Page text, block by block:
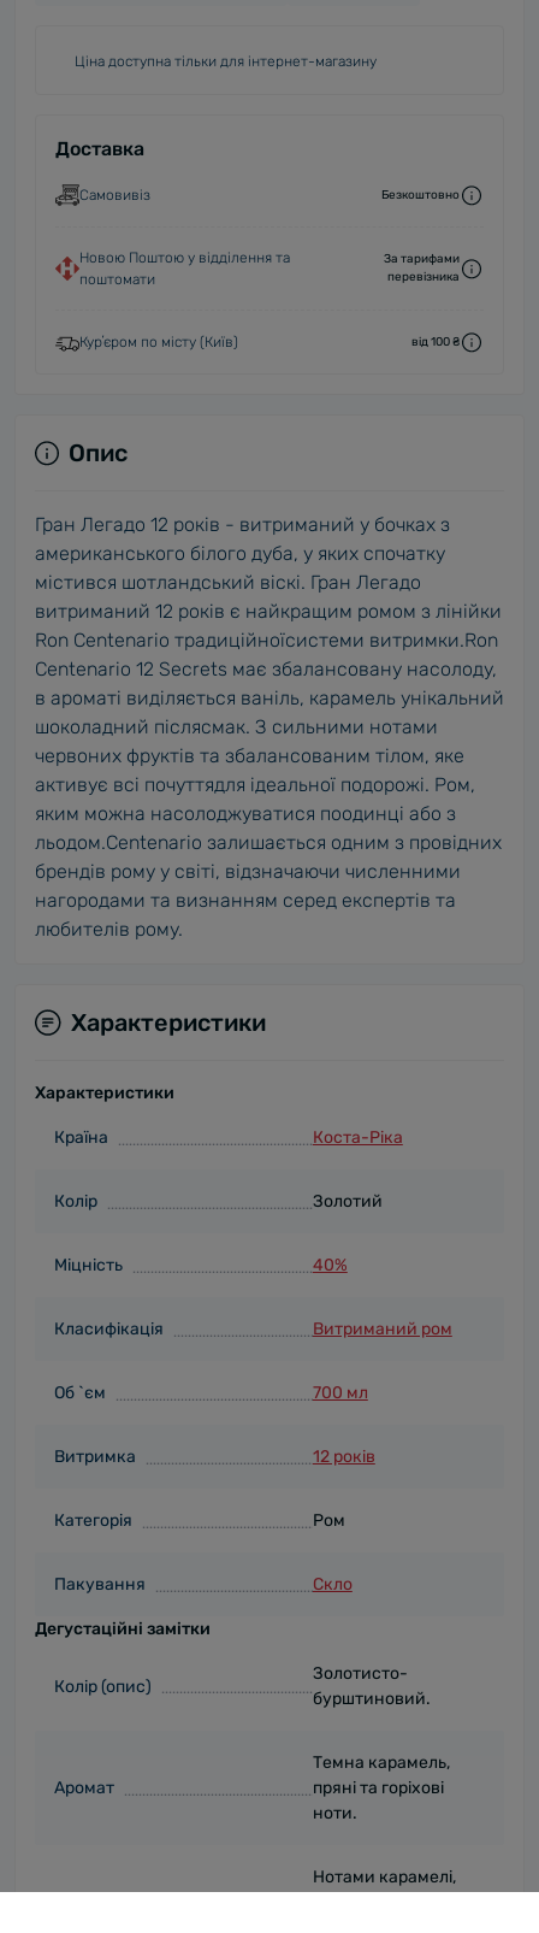
Ціна доступна тільки для інтернет-магазину
Доставка
Самовивіз Безкоштовно
Новою Поштою у відділення та
поштомати
За тарифами
перевізника
Курʼєром по місту (Київ) від 100 ₴
Опис
Гран Легадо 12 років - витриманий у бочках з
американського білого дуба, у яких спочатку
містився шотландський віскі. Гран Легадо
витриманий 12 років є найкращим ромом з лінійки
Ron Centenario традиційноїсистеми витримки.Ron
Centenario 12 Secrets має збалансовану насолоду,
в ароматі виділяється ваніль, карамель унікальний
шоколадний післясмак. З сильними нотами
червоних фруктів та збалансованим тілом, яке
активує всі почуттядля ідеальної подорожі. Ром,
яким можна насолоджуватися поодинці або з
льодом.Centenario залишається одним з провідних
брендів рому у світі, відзначаючи численними
нагородами та визнанням серед експертів та
любителів рому.
Характеристики
Характеристики
Країна Коста-Ріка
Колір Золотий
Міцність 40%
Класифікація Витриманий ром
Об `єм 700 мл
Витримка 12 років
Категорія Ром
Пакування Скло
Дегустаційні замітки
Колір (опис)
Золотисто-
бурштиновий.
Аромат
Темна карамель,
пряні та горіхові
ноти.
Нотами карамелі,